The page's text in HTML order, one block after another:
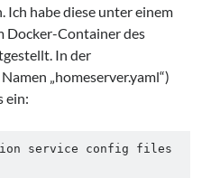
Ich habe diese unter einem
Docker-Container des
In der
„homeserver.yaml“)
ein:
service config files